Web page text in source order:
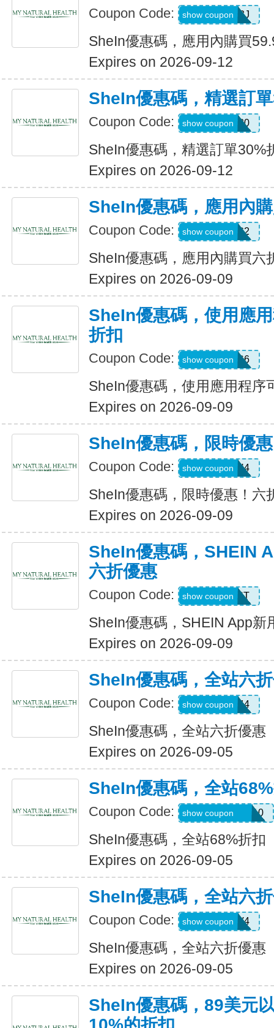
Coupon Code: VJTWP3J
show coupon
SheIn優惠碼，應用內購買
Expires on 2026-09-12
SheIn優惠碼，精選訂
Coupon Code: AFFCOS30
show coupon
SheIn優惠碼，精選訂單30%
Expires on 2026-09-12
SheIn優惠碼，應用內
Coupon Code: B23FDG2
show coupon
SheIn優惠碼，應用內購買六
Expires on 2026-09-09
SheIn優惠碼，使用應
折扣
Coupon Code: 295KHS6
show coupon
SheIn優惠碼，使用應用程序
Expires on 2026-09-09
SheIn優惠碼，限時優
Coupon Code: HFNH4
show coupon
SheIn優惠碼，限時優惠！六
Expires on 2026-09-09
SheIn優惠碼，SHEIN
六折優惠
Coupon Code: D4K6T
show coupon
SheIn優惠碼，SHEIN App新
Expires on 2026-09-09
SheIn優惠碼，全站六
Coupon Code: V3A44
show coupon
SheIn優惠碼，全站六折優惠
Expires on 2026-09-05
SheIn優惠碼，全站
Coupon Code: uguszx26042210
show coupon
SheIn優惠碼，全站68%折扣
Expires on 2026-09-05
SheIn優惠碼，全站六
Coupon Code: LS8V4
show coupon
SheIn優惠碼，全站六折優惠
Expires on 2026-09-05
SheIn優惠碼，89美元